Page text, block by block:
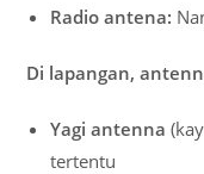
Radio antena:
Di lapangan,
Yagi antenna
tertentu